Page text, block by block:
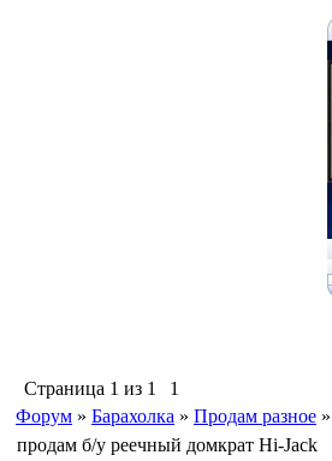
Страница 1 из 1
1
Форум » Барахолка » Продам разное »
продам б/у реечный домкрат Hi-Jack